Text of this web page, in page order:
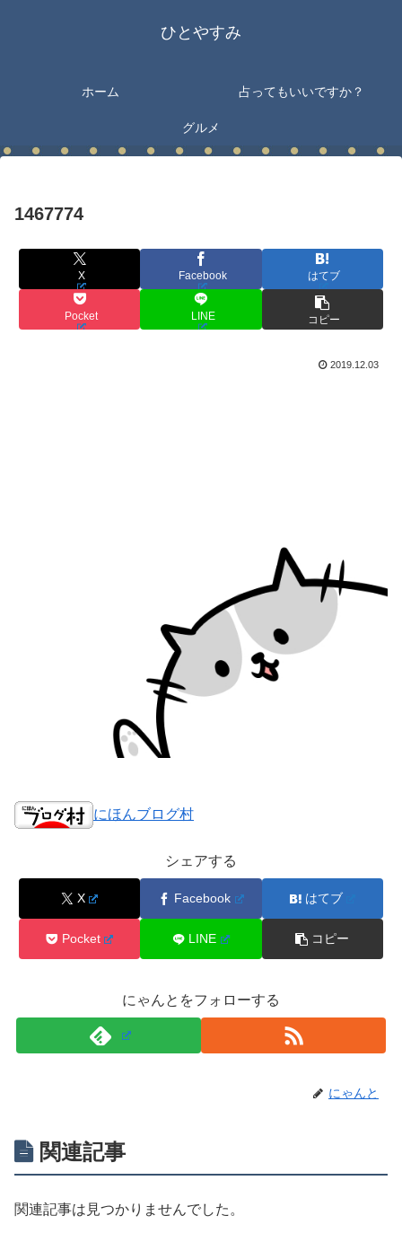
ひとやすみ
ホーム 占ってもいいですか？
グルメ
1467774
X Facebook はてブ
Pocket LINE コピー
2019.12.03
にほんブログ村
シェアする
X Facebook はてブ
Pocket LINE コピー
にゃんとをフォローする
にゃんと
関連記事
関連記事は見つかりませんでした。